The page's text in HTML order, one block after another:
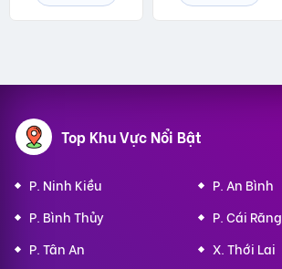
Top Khu Vực Nổi Bật
P. Ninh Kiều
P. An Bình
P. Bình Thủy
P. Cái Răng
P. Tân An
X. Thới Lai